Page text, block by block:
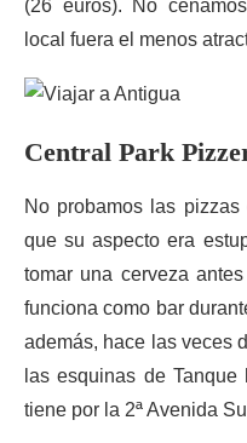
(26 euros). No
local fuera el menos
Central Park
No probamos las
que su aspecto era
tomar una cerveza
funciona como bar
además, hace las veces
las esquinas de
tiene por la 2ª Avenida